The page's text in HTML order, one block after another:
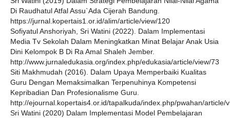
Di Raudhatul Atfal Assu`Ada Cijerah Bandung.
https://jurnal.kopertais1.or.id/alim/article/view/120
Sofiyatul Anshoriyah, Sri Watini (2022). Dalam Implementasi
Media Tv Sekolah Dalam Meningkatkan Minat Belajar Anak Usia
Dini Kelompok B Di Ra Amal Shaleh Jember.
http://www.jurnaledukasia.org/index.php/edukasia/article/view/73
Siti Makhmudah (2016). Dalam Upaya Memperbaiki Kualitas
Guru Dengan Memaksimalkan Terpenuhinya Kompetensi
Kepribadian Dan Profesionalisme Guru.
http://ejournal.kopertais4.or.id/tapalkuda/index.php/pwahan/article/
Sri Watini (2020) Dalam Implementasi Model Pembelajaran